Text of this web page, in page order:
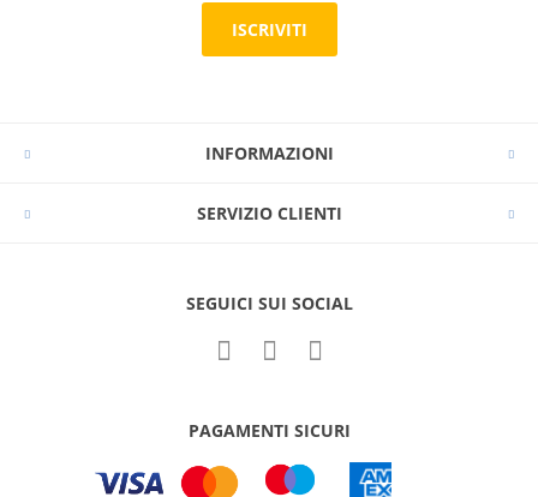
ISCRIVITI
INFORMAZIONI
SERVIZIO CLIENTI
SEGUICI SUI SOCIAL
PAGAMENTI SICURI